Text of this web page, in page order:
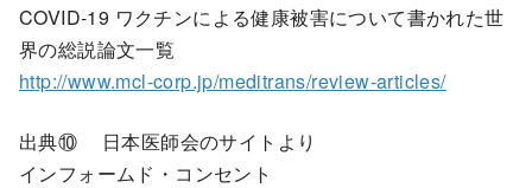
COVID-19 ワクチンによる健康被害について書かれた世
界の総説論文一覧
http://www.mcl-corp.jp/meditrans/review-articles/
出典⑩ 日本医師会のサイトより
インフォームド・コンセント